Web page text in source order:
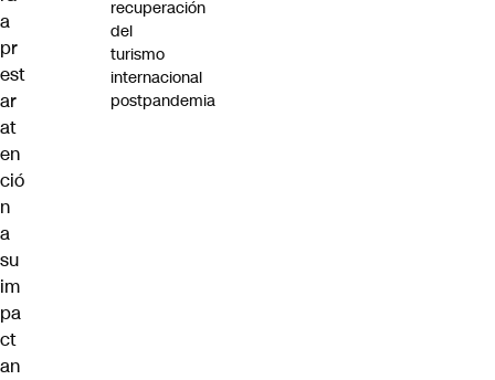
a
pr
est
ar
at
en
ció
n
a
su
im
pa
ct
an
recuperación
del
turismo
internacional
postpandemia